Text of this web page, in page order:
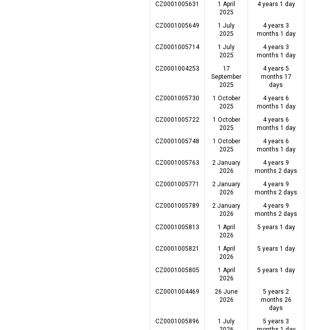
CZ0001005631
1 April
2025
4 years 1 day
CZ0001005649
1 July
2025
4 years 3
months 1 day
CZ0001005714
1 July
2025
4 years 3
months 1 day
CZ0001004253
17
September
2025
4 years 5
months 17
days
CZ0001005730
1 October
2025
4 years 6
months 1 day
CZ0001005722
1 October
2025
4 years 6
months 1 day
CZ0001005748
1 October
2025
4 years 6
months 1 day
CZ0001005763
2 January
2026
4 years 9
months 2 days
CZ0001005771
2 January
2026
4 years 9
months 2 days
CZ0001005789
2 January
2026
4 years 9
months 2 days
CZ0001005813
1 April
2026
5 years 1 day
CZ0001005821
1 April
2026
5 years 1 day
CZ0001005805
1 April
2026
5 years 1 day
CZ0001004469
26 June
2026
5 years 2
months 26
days
CZ0001005896
1 July
5 years 3